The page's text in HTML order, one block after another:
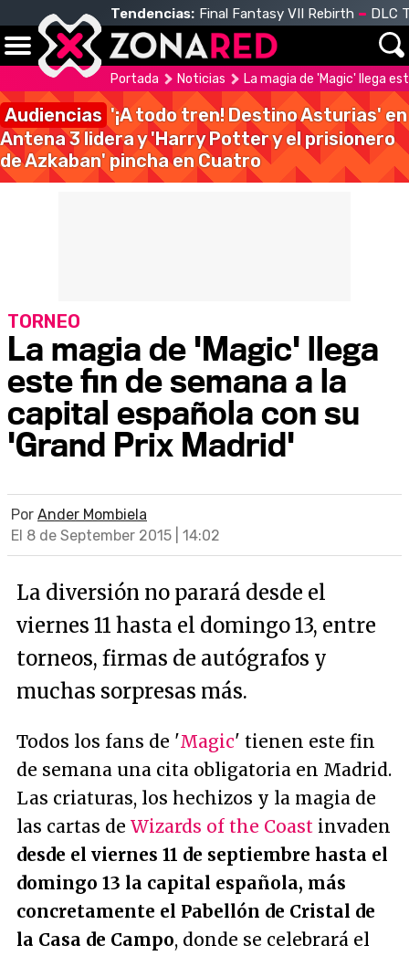
Tendencias: Final Fantasy VII Rebirth DLC
Portada Noticias La magia de 'Magic' llega
Audiencias '¡A todo tren! Destino Asturias' en
Antena 3 lidera y 'Harry Potter y el prisionero
de Azkaban' pincha en Cuatro
La magia de 'Magic' llega
este fin de semana a la
capital española con su
'Grand Prix Madrid'
TORNEO
Por Ander Mombiela
El 8 de September 2015 | 14:02
La diversión no parará desde el
viernes 11 hasta el domingo 13, entre
torneos, firmas de autógrafos y
muchas sorpresas más.
Todos los fans de 'Magic' tienen este fin
de semana una cita obligatoria en Madrid.
Las criaturas, los hechizos y la magia de
las cartas de Wizards of the Coast invaden
desde el viernes 11 de septiembre hasta el
domingo 13 la capital española, más
concretamente el Pabellón de Cristal de
la Casa de Campo, donde se celebrará el